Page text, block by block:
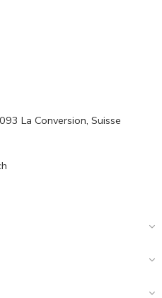
La Conversion, Suisse